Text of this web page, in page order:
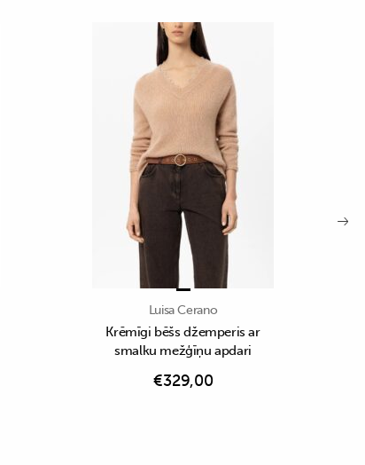
Luisa Cerano
Krēmīgi bēšs džemperis ar
smalku mežģīņu apdari
€329,00